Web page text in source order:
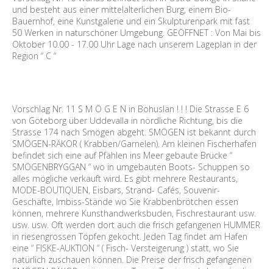
und besteht aus einer mittelalterlichen Burg, einem Bio-
Bauernhof, eine Kunstgalerie und ein Skulpturenpark mit fast
50 Werken in naturschöner Umgebung. GEÖFFNET : Von Mai bis
Oktober 10.00 - 17.00 Uhr Lage nach unserem Lageplan in der
Region “ C “
Vorschlag Nr. 11 S M Ö G E N in Bohuslän ! ! ! Die Strasse E 6
von Göteborg über Uddevalla in nördliche Richtung, bis die
Strasse 174 nach Smögen abgeht. SMÖGEN ist bekannt durch
SMÖGEN-RÄKOR ( Krabben/Garnelen). Am kleinen Fischerhafen
befindet sich eine auf Pfählen ins Meer gebaute Brücke “
SMÖGENBRYGGAN “ wo in umgebauten Boots- Schuppen so
alles mögliche verkauft wird. Es gibt mehrere Restaurants,
MODE-BOUTIQUEN, Eisbars, Strand- Cafés, Souvenir-
Geschäfte, Imbiss-Stände wo Sie Krabbenbrötchen essen
können, mehrere Kunsthandwerksbuden, Fischrestaurant usw.
usw. usw. Oft werden dort auch die frisch gefangenen HUMMER
in riesengrossen Töpfen gekocht. Jeden Tag findet am Hafen
eine “ FISKE-AUKTION “ ( Fisch- Versteigerung ) statt, wo Sie
natürlich zuschauen können. Die Preise der frisch gefangenen